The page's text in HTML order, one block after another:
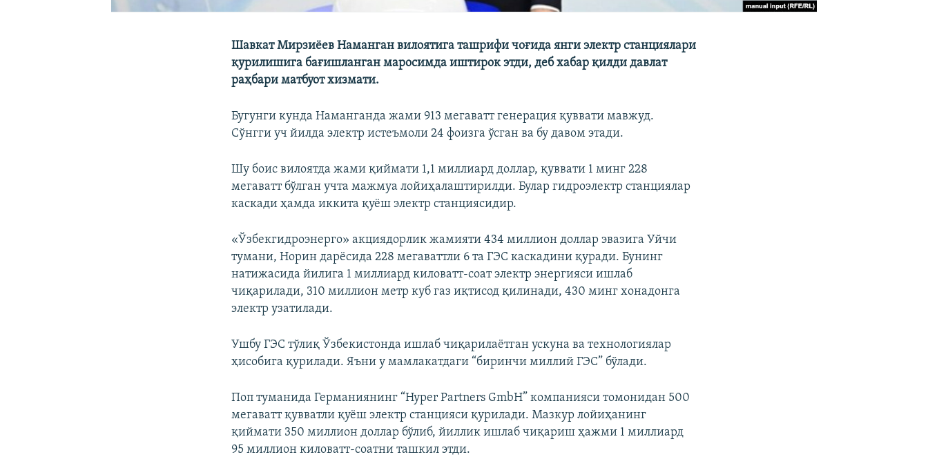
Шавкат Мирзиёев Наманган вилоятига ташрифи чоғида янги электр станциялари
қурилишига бағишланган маросимда иштирок этди, деб хабар қилди давлат
раҳбари матбуот хизмати.
Бугунги кунда Наманганда жами 913 мегаватт генерация қуввати мавжуд.
Сўнгги уч йилда электр истеъмоли 24 фоизга ўсган ва бу давом этади.
Шу боис вилоятда жами қиймати 1,1 миллиард доллар, қуввати 1 минг 228
мегаватт бўлган учта мажмуа лойиҳалаштирилди. Булар гидроэлектр станциялар
каскади ҳамда иккита қуёш электр станциясидир.
«Ўзбекгидроэнерго» акциядорлик жамияти 434 миллион доллар эвазига Уйчи
тумани, Норин дарёсида 228 мегаваттли 6 та ГЭС каскадини қуради. Бунинг
натижасида йилига 1 миллиард киловатт-соат электр энергияси ишлаб
чиқарилади, 310 миллион метр куб газ иқтисод қилинади, 430 минг хонадонга
электр узатилади.
Ушбу ГЭС тўлиқ Ўзбекистонда ишлаб чиқарилаётган ускуна ва технологиялар
ҳисобига қурилади. Яъни у мамлакатдаги “биринчи миллий ГЭС” бўлади.
Поп туманида Германиянинг “Hyper Partners GmbH” компанияси томонидан 500
мегаватт қувватли қуёш электр станцияси қурилади. Мазкур лойиҳанинг
қиймати 350 миллион доллар бўлиб, йиллик ишлаб чиқариш ҳажми 1 миллиард
95 миллион киловатт-соатни ташкил этди.